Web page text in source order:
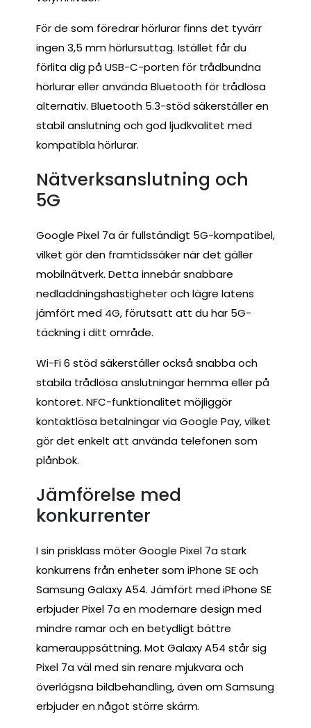
För de som föredrar hörlurar finns det tyvärr
ingen 3,5 mm hörlursuttag. Istället får du
förlita dig på USB-C-porten för trådbundna
hörlurar eller använda Bluetooth för trådlösa
alternativ. Bluetooth 5.3-stöd säkerställer en
stabil anslutning och god ljudkvalitet med
kompatibla hörlurar.
Nätverksanslutning och
5G
Google Pixel 7a är fullständigt 5G-kompatibel,
vilket gör den framtidssäker när det gäller
mobilnätverk. Detta innebär snabbare
nedladdningshastigheter och lägre latens
jämfört med 4G, förutsatt att du har 5G-
täckning i ditt område.
Wi-Fi 6 stöd säkerställer också snabba och
stabila trådlösa anslutningar hemma eller på
kontoret. NFC-funktionalitet möjliggör
kontaktlösa betalningar via Google Pay, vilket
gör det enkelt att använda telefonen som
plånbok.
Jämförelse med
konkurrenter
I sin prisklass möter Google Pixel 7a stark
konkurrens från enheter som iPhone SE och
Samsung Galaxy A54. Jämfört med iPhone SE
erbjuder Pixel 7a en modernare design med
mindre ramar och en betydligt bättre
kamerauppsättning. Mot Galaxy A54 står sig
Pixel 7a väl med sin renare mjukvara och
överlägsna bildbehandling, även om Samsung
erbjuder en något större skärm.